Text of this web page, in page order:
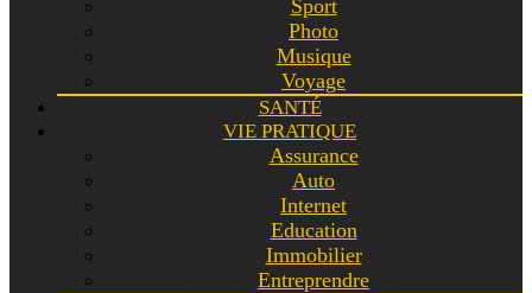
Sport
Photo
Musique
Voyage
SANTÉ
VIE PRATIQUE
Assurance
Auto
Internet
Education
Immobilier
Entreprendre